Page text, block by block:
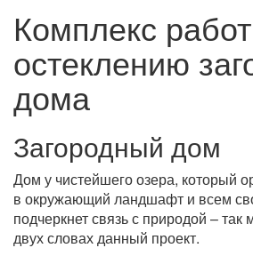
Комплекс
остеклению
дома
Загородный дом
Дом у чистейшего озера, который
в окружающий ландшафт и всем
подчеркнет связь с природой – так
двух словах данный проект.